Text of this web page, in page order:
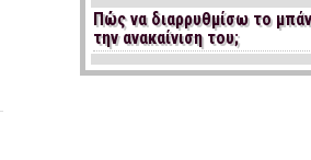
Πώς να διαρρυθμίσω το
την ανακαίνιση του;